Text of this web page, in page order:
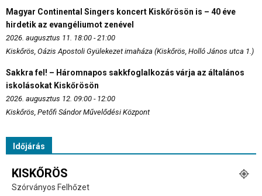
Magyar Continental Singers koncert Kiskőrösön is – 40 éve
hirdetik az evangéliumot zenével
2026. augusztus 11. 18:00 - 21:00
Kiskőrös, Oázis Apostoli Gyülekezet imaháza (Kiskőrös, Holló János utca 1.)
Sakkra fel! – Háromnapos sakkfoglalkozás várja az általános
iskolásokat Kiskőrösön
2026. augusztus 12. 09:00 - 12:00
Kiskőrös, Petőfi Sándor Művelődési Központ
Időjárás
KISKŐRÖS
Szórványos Felhőzet